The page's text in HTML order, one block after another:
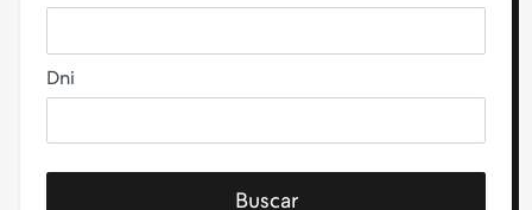
Dni
Buscar